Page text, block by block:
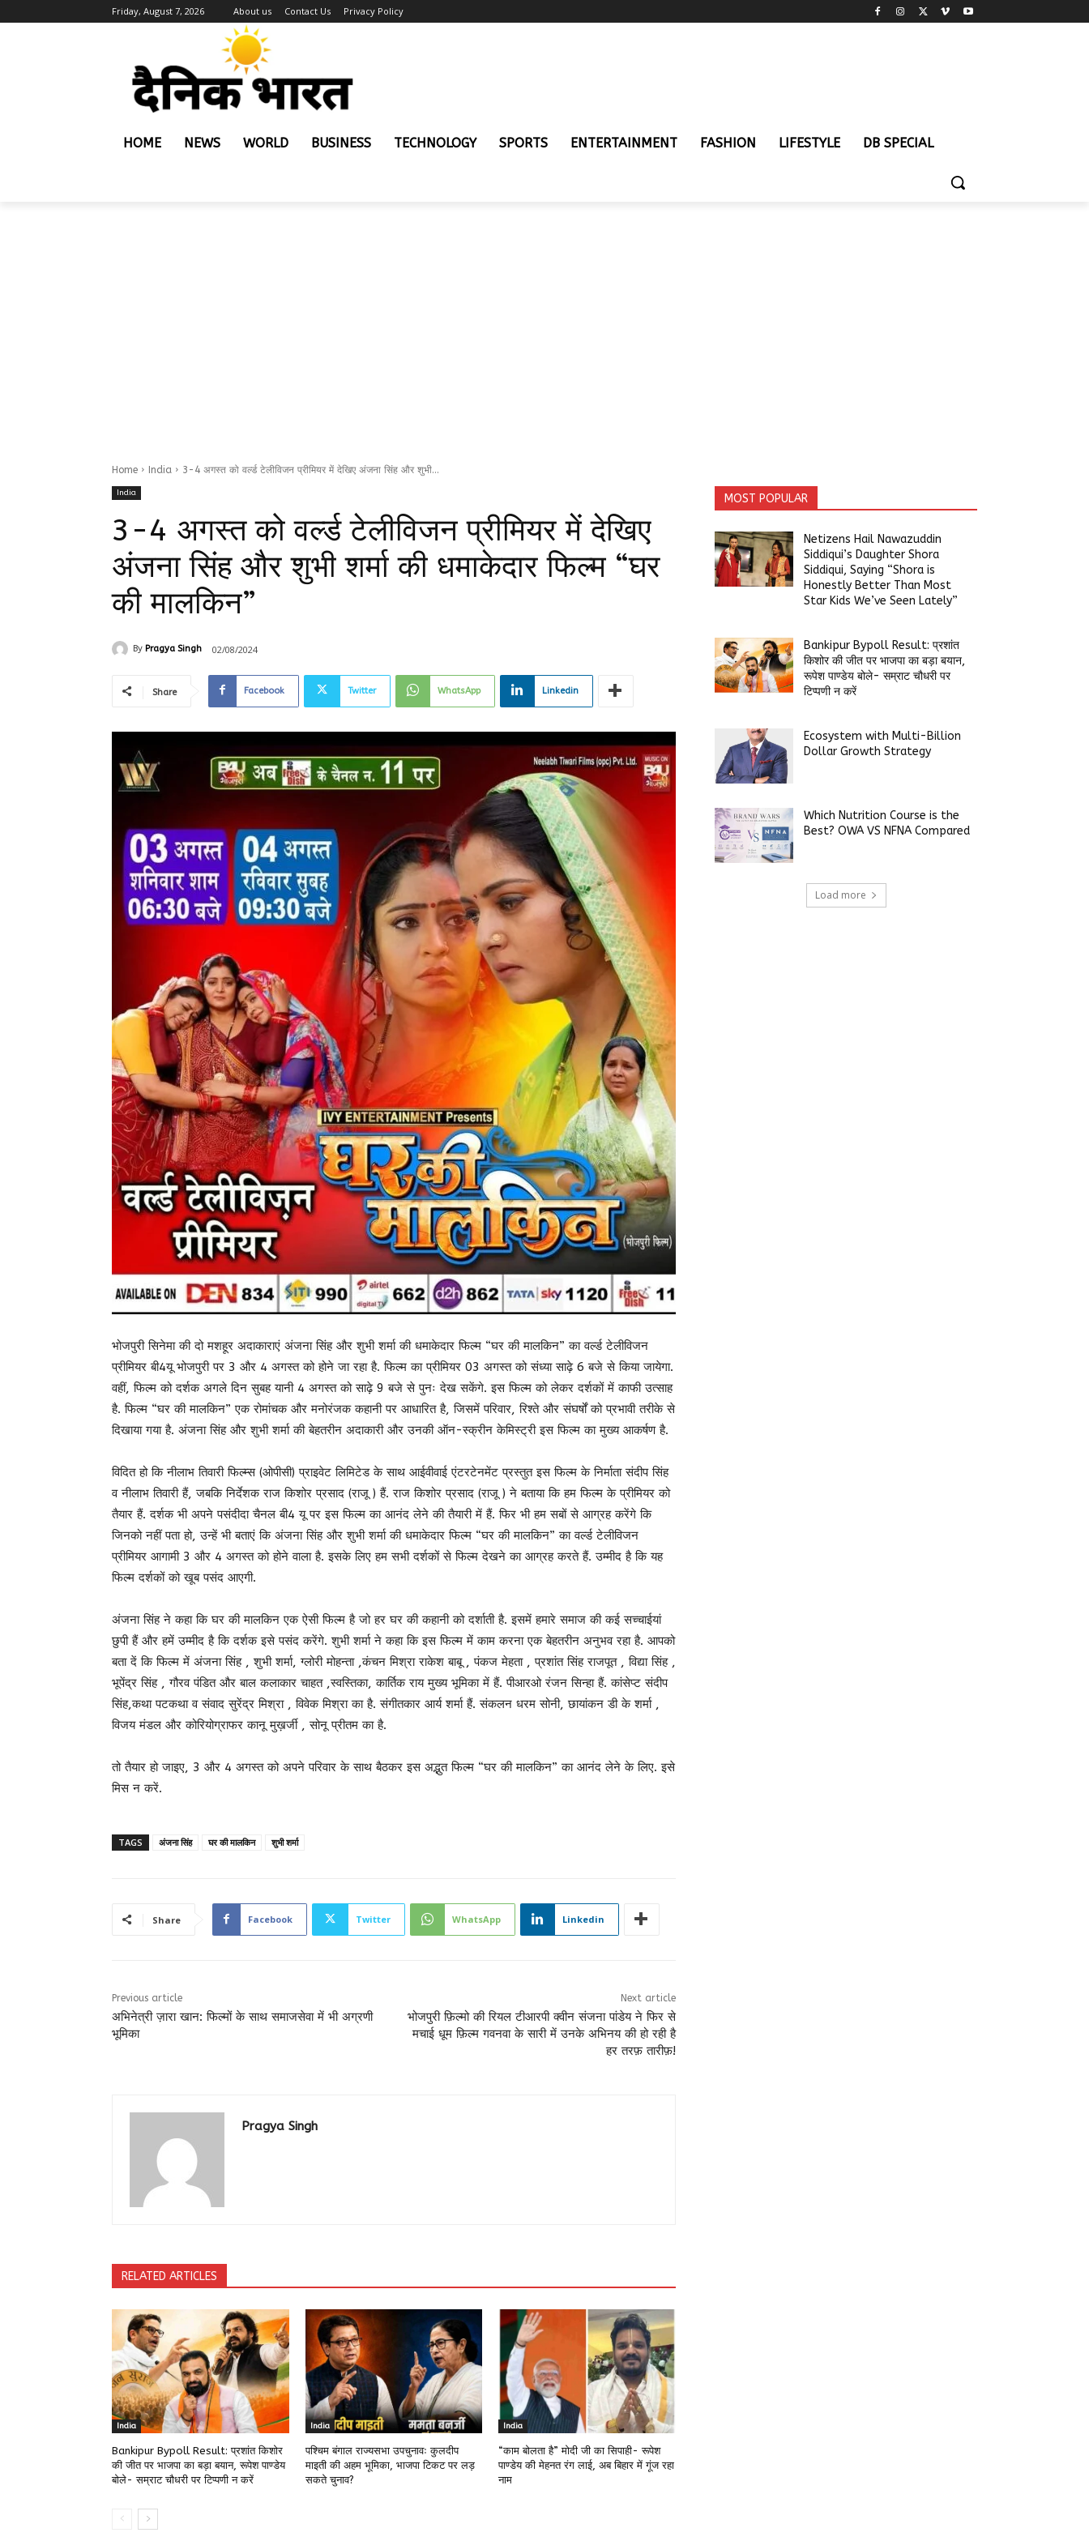
Friday, August 7, 2026 About us Contact Us Privacy Policy
HOME NEWS WORLD BUSINESS TECHNOLOGY SPORTS ENTERTAINMENT FASHION LIFESTYLE DB SPECIAL
Home India 3-4 अगस्त को वर्ल्ड टेलीविजन प्रीमियर में देखिए अंजना सिंह और शुभी...
India
3-4 अगस्त को वर्ल्ड टेलीविजन प्रीमियर में देखिए
अंजना सिंह और शुभी शर्मा की धमाकेदार फिल्म “घर
की मालकिन”
By Pragya Singh 02/08/2024
Share Facebook Twitter WhatsApp Linkedin
भोजपुरी सिनेमा की दो मशहूर अदाकाराएं अंजना सिंह और शुभी शर्मा की धमाकेदार फिल्म “घर की मालकिन” का वर्ल्ड टेलीविजन
प्रीमियर बी4यू भोजपुरी पर 3 और 4 अगस्त को होने जा रहा है. फिल्म का प्रीमियर 03 अगस्त को संध्या साढ़े 6 बजे से किया जायेगा.
वहीं, फिल्म को दर्शक अगले दिन सुबह यानी 4 अगस्त को साढ़े 9 बजे से पुनः देख सकेंगे. इस फिल्म को लेकर दर्शकों में काफी उत्साह
है. फिल्म “घर की मालकिन” एक रोमांचक और मनोरंजक कहानी पर आधारित है, जिसमें परिवार, रिश्ते और संघर्षों को प्रभावी तरीके से
दिखाया गया है. अंजना सिंह और शुभी शर्मा की बेहतरीन अदाकारी और उनकी ऑन-स्क्रीन केमिस्ट्री इस फिल्म का मुख्य आकर्षण है.
विदित हो कि नीलाभ तिवारी फिल्म्स (ओपीसी) प्राइवेट लिमिटेड के साथ आईवीवाई एंटरटेनमेंट प्रस्तुत इस फिल्म के निर्माता संदीप सिंह
व नीलाभ तिवारी हैं, जबकि निर्देशक राज किशोर प्रसाद (राजू ) हैं. राज किशोर प्रसाद (राजू ) ने बताया कि हम फिल्म के प्रीमियर को
तैयार हैं. दर्शक भी अपने पसंदीदा चैनल बी4 यू पर इस फिल्म का आनंद लेने की तैयारी में हैं. फिर भी हम सबों से आग्रह करेंगे कि
जिनको नहीं पता हो, उन्हें भी बताएं कि अंजना सिंह और शुभी शर्मा की धमाकेदार फिल्म “घर की मालकिन” का वर्ल्ड टेलीविजन
प्रीमियर आगामी 3 और 4 अगस्त को होने वाला है. इसके लिए हम सभी दर्शकों से फिल्म देखने का आग्रह करते हैं. उम्मीद है कि यह
फिल्म दर्शकों को खूब पसंद आएगी.
अंजना सिंह ने कहा कि घर की मालकिन एक ऐसी फिल्म है जो हर घर की कहानी को दर्शाती है. इसमें हमारे समाज की कई सच्चाईयां
छुपी हैं और हमें उम्मीद है कि दर्शक इसे पसंद करेंगे. शुभी शर्मा ने कहा कि इस फिल्म में काम करना एक बेहतरीन अनुभव रहा है. आपको
बता दें कि फिल्म में अंजना सिंह , शुभी शर्मा, ग्लोरी मोहन्ता ,कंचन मिश्रा राकेश बाबू , पंकज मेहता , प्रशांत सिंह राजपूत , विद्या सिंह ,
भूपेंद्र सिंह , गौरव पंडित और बाल कलाकार चाहत ,स्वस्तिका, कार्तिक राय मुख्य भूमिका में हैं. पीआरओ रंजन सिन्हा हैं. कांसेप्ट संदीप
सिंह,कथा पटकथा व संवाद सुरेंद्र मिश्रा , विवेक मिश्रा का है. संगीतकार आर्य शर्मा हैं. संकलन धरम सोनी, छायांकन डी के शर्मा ,
विजय मंडल और कोरियोग्राफर कानू मुख़र्जी , सोनू प्रीतम का है.
तो तैयार हो जाइए, 3 और 4 अगस्त को अपने परिवार के साथ बैठकर इस अद्भुत फिल्म “घर की मालकिन” का आनंद लेने के लिए. इसे
मिस न करें.
TAGS अंजना सिंह घर की मालकिन शुभी शर्मा
Share Facebook Twitter WhatsApp Linkedin
Previous article
अभिनेत्री ज़ारा खान: फिल्मों के साथ समाजसेवा में भी अग्रणी
भूमिका
Next article
भोजपुरी फ़िल्मो की रियल टीआरपी क्वीन संजना पांडेय ने फिर से
मचाई धूम फ़िल्म गवनवा के सारी में उनके अभिनय की हो रही है
हर तरफ़ तारीफ़!
Pragya Singh
RELATED ARTICLES
India
Bankipur Bypoll Result: प्रशांत किशोर
की जीत पर भाजपा का बड़ा बयान, रूपेश पाण्डेय
बोले- सम्राट चौधरी पर टिप्पणी न करें
India
पश्चिम बंगाल राज्यसभा उपचुनावः कुलदीप
माइती की अहम भूमिका, भाजपा टिकट पर लड़
सकते चुनाव?
India
“काम बोलता है” मोदी जी का सिपाही- रूपेश
पाण्डेय की मेहनत रंग लाई, अब बिहार में गूंज रहा
नाम
MOST POPULAR
Netizens Hail Nawazuddin
Siddiqui’s Daughter Shora
Siddiqui, Saying “Shora is
Honestly Better Than Most
Star Kids We’ve Seen Lately”
Bankipur Bypoll Result: प्रशांत
किशोर की जीत पर भाजपा का बड़ा बयान,
रूपेश पाण्डेय बोले- सम्राट चौधरी पर
टिप्पणी न करें
Ecosystem with Multi-Billion
Dollar Growth Strategy
Which Nutrition Course is the
Best? OWA VS NFNA Compared
Load more